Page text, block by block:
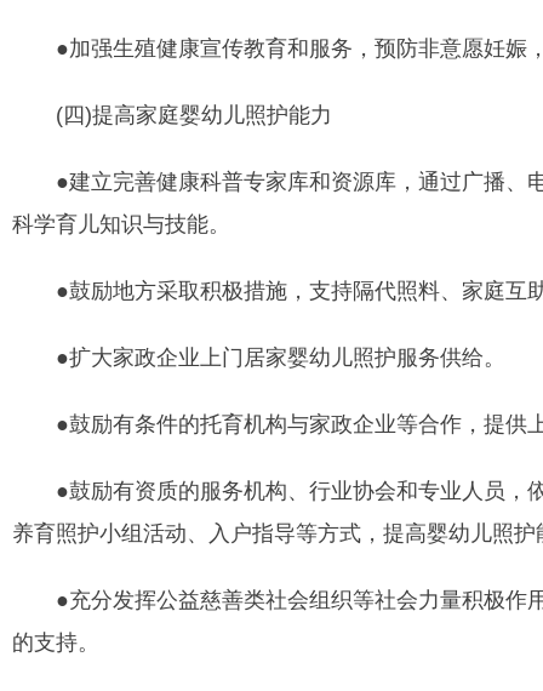
●加强生殖健康宣传教育和服务，预防非意愿妊娠
(四)提高家庭婴幼儿照护能力
●建立完善健康科普专家库和资源库，通过广播、
科学育儿知识与技能。
●鼓励地方采取积极措施，支持隔代照料、家庭互
●扩大家政企业上门居家婴幼儿照护服务供给。
●鼓励有条件的托育机构与家政企业等合作，提供
●鼓励有资质的服务机构、行业协会和专业人员，
养育照护小组活动、入户指导等方式，提高婴幼儿照护
●充分发挥公益慈善类社会组织等社会力量积极作
的支持。